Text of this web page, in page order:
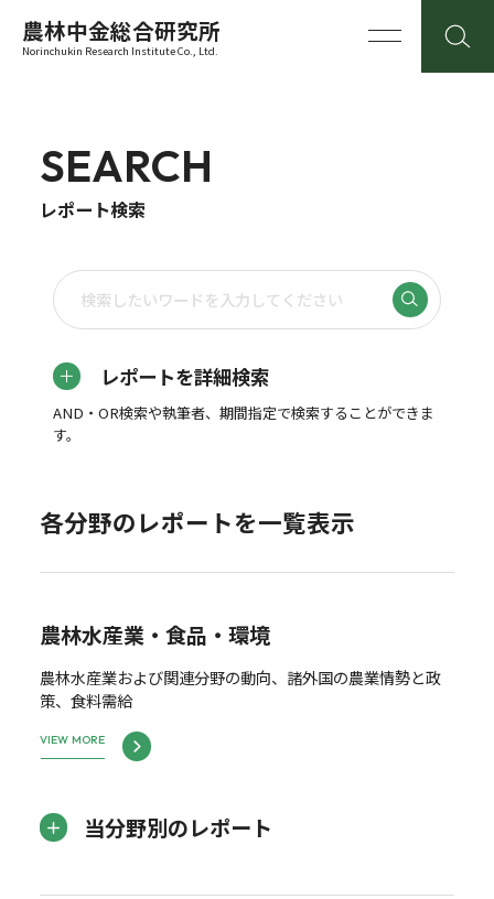
農林中金総合研究所
Norinchukin Research Institute Co., Ltd.
SEARCH
レポート検索
レポートを詳細検索
AND・OR検索や執筆者、期間指定で検索することができま
す。
各分野のレポートを一覧表示
農林水産業・食品・環境
農林水産業および関連分野の動向、諸外国の農業情勢と政
策、食料需給
VIEW MORE
当分野別のレポート